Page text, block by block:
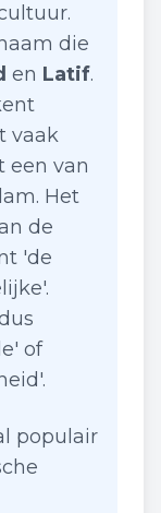
die
en Latif.
vaak
een van
Het
de
'de
of
populair